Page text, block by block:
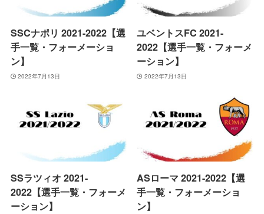
SSCナポリ 2021-2022【選
手一覧・フォーメーショ
ン】
2022年7月13日
ユベントスFC 2021-
2022【選手一覧・フォーメ
ーション】
2022年7月13日
SSラツィオ 2021-
2022【選手一覧・フォーメ
ーション】
ASローマ 2021-2022【選
手一覧・フォーメーショ
ン】